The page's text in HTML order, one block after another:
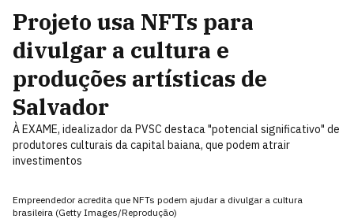
Projeto usa NFTs para
divulgar a cultura e
produções artísticas de
Salvador
À EXAME, idealizador da PVSC destaca "potencial significativo" de
produtores culturais da capital baiana, que podem atrair
investimentos
Empreendedor acredita que NFTs podem ajudar a divulgar a cultura
brasileira (Getty Images/Reprodução)